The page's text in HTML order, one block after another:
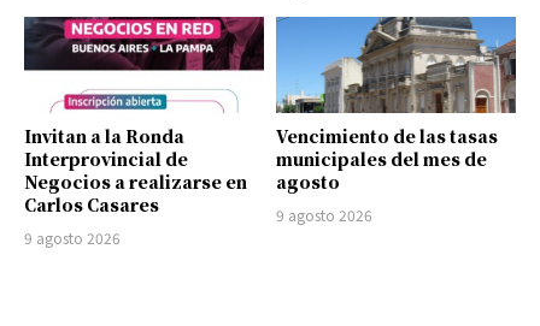
Invitan a la Ronda
Interprovincial de
Negocios a realizarse en
Carlos Casares
9 agosto 2026
Vencimiento de las tasas
municipales del mes de
agosto
9 agosto 2026